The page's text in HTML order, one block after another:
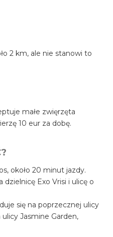
2 km, ale nie stanowi to
małe zwięrzęta
10 eur za dobę.
około 20 minut jazdy.
Exo Vrisi i ulicę o
się na poprzecznej ulicy
Jasmine Garden,